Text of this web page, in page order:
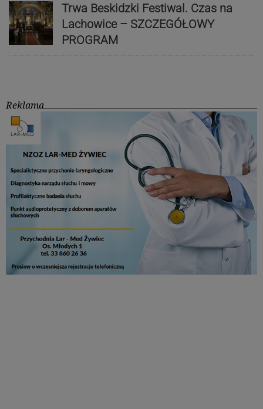
Trwa Beskidzki Festiwal. Czas na
Lachowice – SZCZEGÓŁOWY
PROGRAM
Reklama